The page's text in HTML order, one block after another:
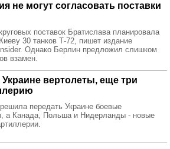
не могут согласовать поставки
поставок Братислава планировала
30 танков Т-72, пишет издание
Однако Берлин предложил слишком
взамен.
вертолеты, еще три
передать Украине боевые
а Канада, Польша и Нидерланды - новые